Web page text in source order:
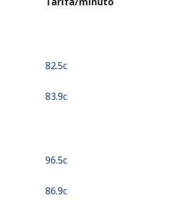
⁦82.5c⁩
⁦83.9c⁩
⁦96.5c⁩
⁦86.9c⁩